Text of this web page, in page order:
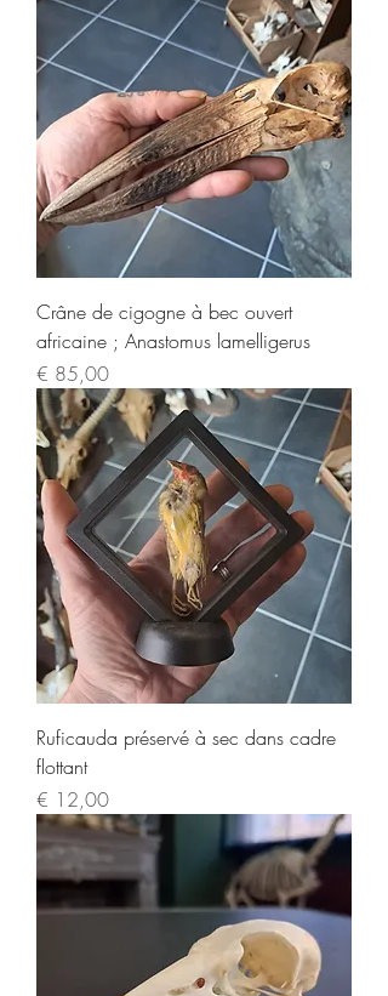
Crâne de cigogne à bec ouvert
africaine ; Anastomus lamelligerus
Prijs
€ 85,00
Ruficauda préservé à sec dans cadre
flottant
Prijs
€ 12,00